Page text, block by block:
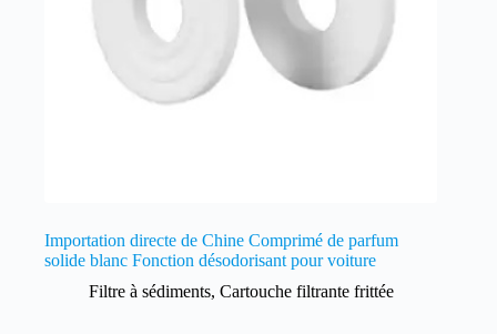
Importation directe de Chine Comprimé de parfum
solide blanc Fonction désodorisant pour voiture
Filtre à sédiments, Cartouche filtrante frittée